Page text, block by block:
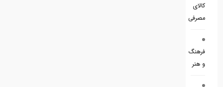
کالای
مصرفی
فرهنگ
و هنر